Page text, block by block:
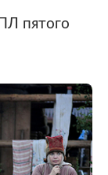
и СМИ
пятого